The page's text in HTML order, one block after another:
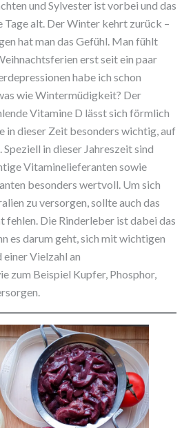
und Sylvester ist vorbei und das
Tage alt. Der Winter kehrt zurück –
hat man das Gefühl. Man fühlt
erst seit ein paar
habe ich schon
wie Wintermüdigkeit? Der
Vitamine D lässt sich förmlich
in dieser Zeit besonders wichtig, auf
Speziell in dieser Jahreszeit sind
Vitaminelieferanten sowie
besonders wertvoll. Um sich
zu versorgen, sollte auch das
fehlen. Die Rinderleber ist dabei das
es darum geht, sich mit wichtigen
Vielzahl an
zum Beispiel Kupfer, Phosphor,